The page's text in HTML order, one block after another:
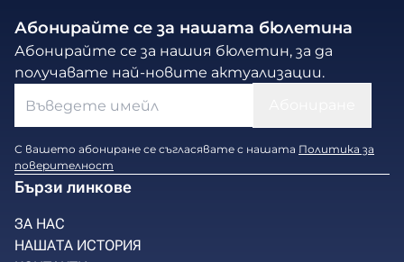
Абонирайте се за нашата бюлетина
Абонирайте се за нашия бюлетин, за да
получавате най-новите актуализации.
С вашето абониране се съгласявате с нашата Политика за
поверителност
Бързи линкове
ЗА НАС
НАШАТА ИСТОРИЯ